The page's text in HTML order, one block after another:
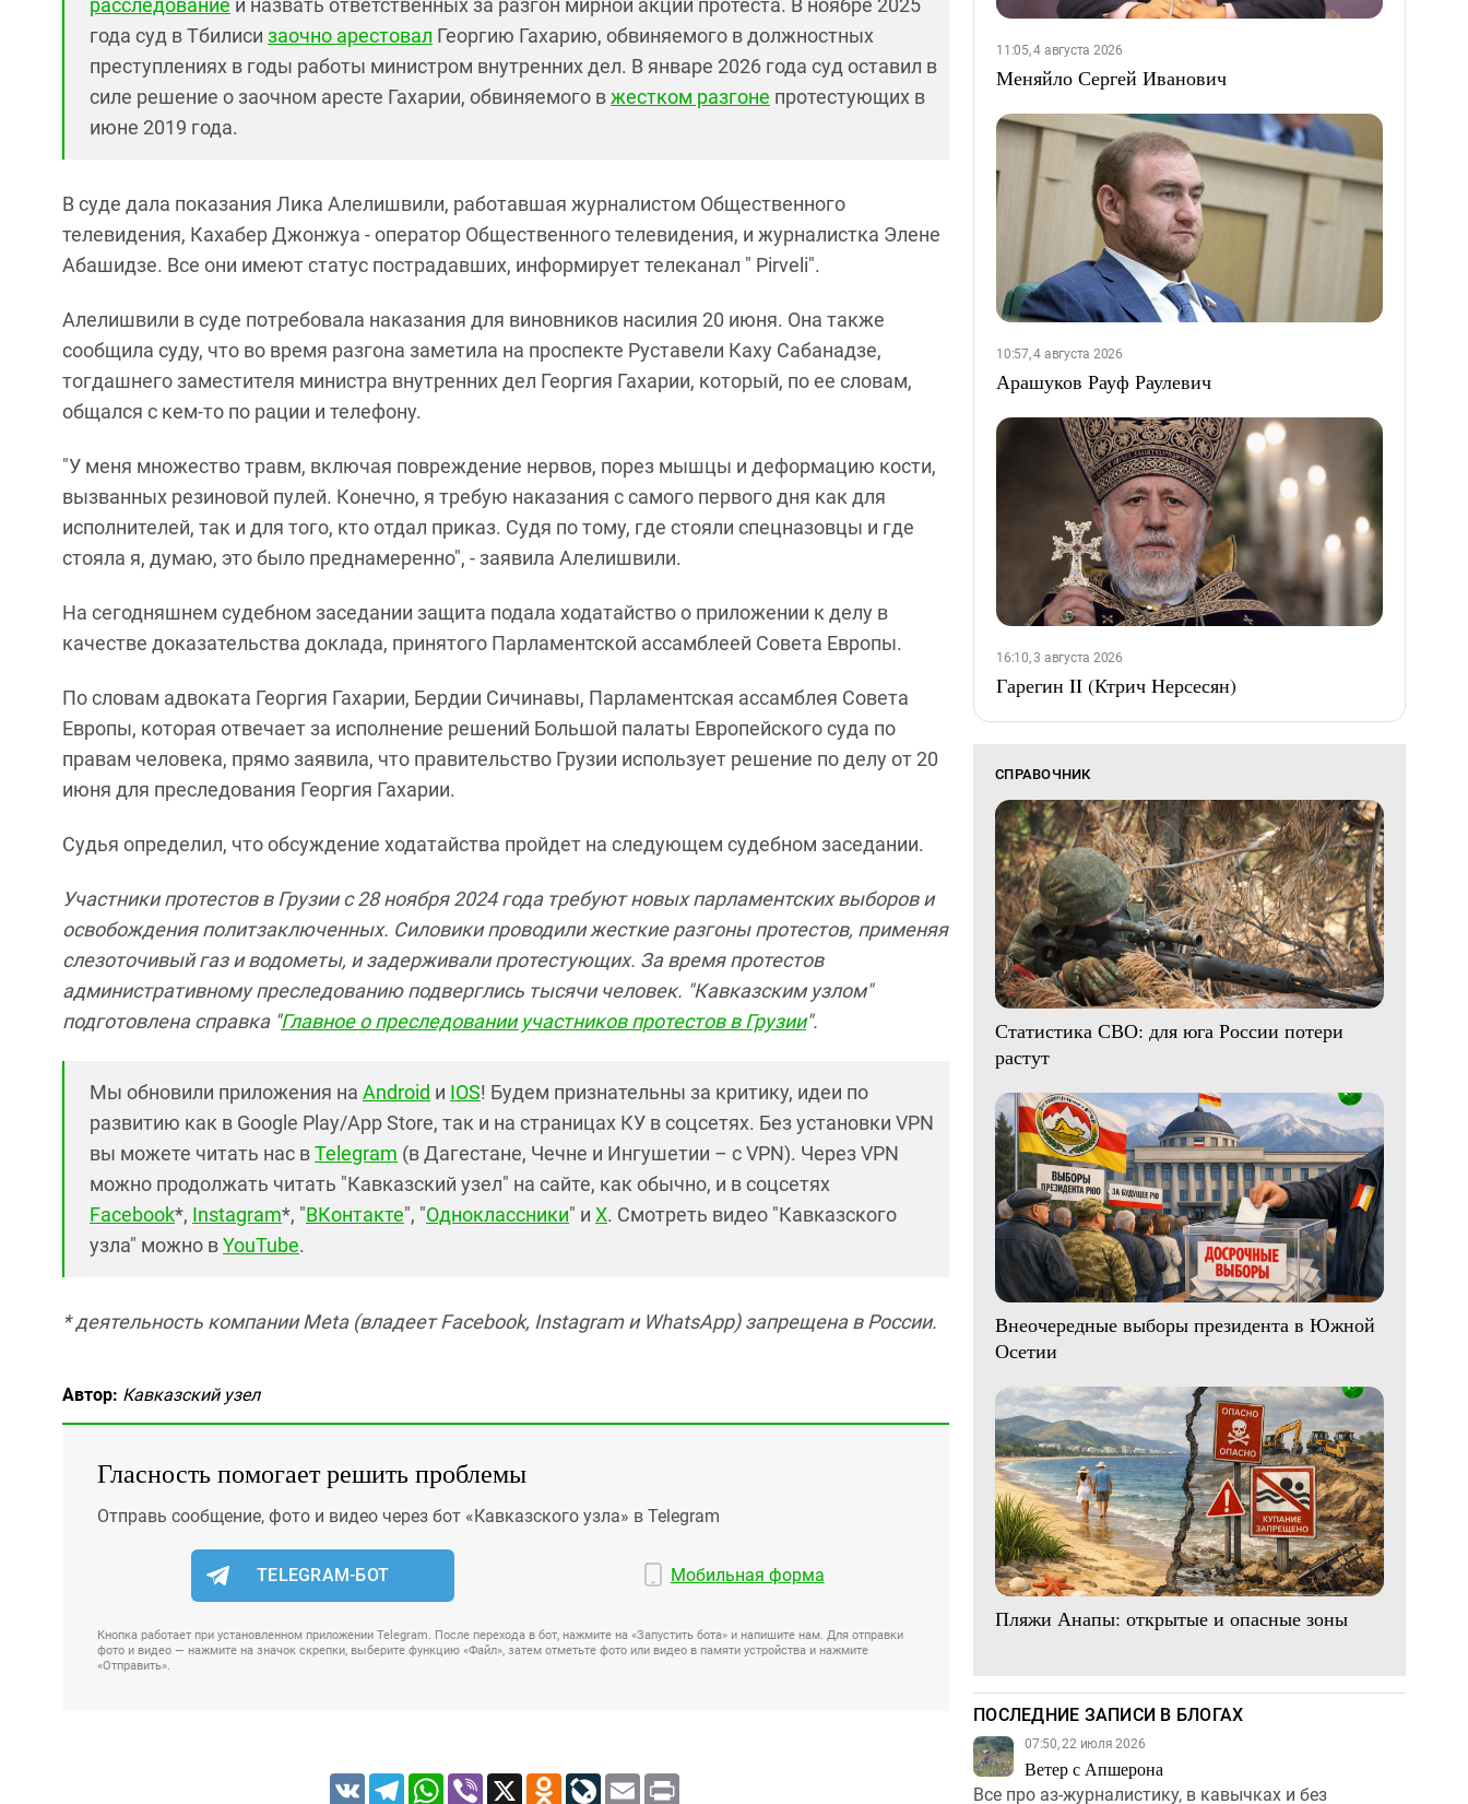
расследование и назвать ответственных за разгон мирной акции протеста. В ноябре 2025
года суд в Тбилиси заочно арестовал Георгию Гахарию, обвиняемого в должностных
преступлениях в годы работы министром внутренних дел. В январе 2026 года суд оставил в
силе решение о заочном аресте Гахарии, обвиняемого вжестком разгоне протестующих в
июне 2019 года.
В суде дала показания Лика Алелишвили, работавшая журналистом Общественного
телевидения, Кахабер Джонжуа - оператор Общественного телевидения, и журналистка Элене
Абашидзе. Все они имеют статус пострадавших, информирует телеканал " Pirveli".
Алелишвили в суде потребовала наказания для виновников насилия 20 июня. Она также
сообщила суду, что во время разгона заметила на проспекте Руставели Каху Сабанадзе,
тогдашнего заместителя министра внутренних дел Георгия Гахарии, который, по ее словам,
общался с кем-то по рации и телефону.
"У меня множество травм, включая повреждение нервов, порез мышцы и деформацию кости,
вызванных резиновой пулей. Конечно, я требую наказания с самого первого дня как для
исполнителей, так и для того, кто отдал приказ. Судя по тому, где стояли спецназовцы и где
стояла я, думаю, это было преднамеренно", - заявила Алелишвили.
На сегодняшнем судебном заседании защита подала ходатайство о приложении к делу в
качестве доказательства доклада, принятого Парламентской ассамблеей Совета Европы.
По словам адвоката Георгия Гахарии, Бердии Сичинавы, Парламентская ассамблея Совета
Европы, которая отвечает за исполнение решений Большой палаты Европейского суда по
правам человека, прямо заявила, что правительство Грузии использует решение по делу от 20
июня для преследования Георгия Гахарии.
Судья определил, что обсуждение ходатайства пройдет на следующем судебном заседании.
Участники протестов в Грузии с 28 ноября 2024 года требуют новых парламентских выборов и
освобождения политзаключенных. Силовики проводили жесткие разгоны протестов, применяя
слезоточивый газ и водометы, и задерживали протестующих. За время протестов
административному преследованию подверглись тысячи человек. "Кавказским узлом"
подготовлена справка "Главное о преследовании участников протестов в Грузии".
Мы обновили приложения на Android и IOS! Будем признательны за критику, идеи по
развитию как в Google Play/App Store, так и на страницах КУ в соцсетях. Без установки VPN
вы можете читать нас вTelegram (в Дагестане, Чечне и Ингушетии – с VPN). Через VPN
можно продолжать читать "Кавказский узел" на сайте, как обычно, и в соцсетях
Facebook*, Instagram*, "ВКонтакте", "Одноклассники" и X. Смотреть видео "Кавказского
узла" можно вYouTube.
* деятельность компании Meta (владеет Facebook, Instagram и WhatsApp) запрещена в России.
Автор: Кавказский узел
Гласность помогает решить проблемы
Отправь сообщение, фото и видео через бот «Кавказского узла» в Telegram
TELEGRAM-БОТ Мобильная форма
Кнопка работает при установленном приложении Telegram. После перехода в бот, нажмите на «Запустить бота» и напишите нам. Для отправки
фото и видео — нажмите на значок скрепки, выберите функцию «Файл», затем отметьте фото или видео в памяти устройства и нажмите
«Отправить».
VK TelegramWhatsApp
Viber X Odnoklassniki
LiveJournal
Email
11:05, 4 августа 2026
Меняйло Сергей Иванович
10:57, 4 августа 2026
Арашуков Рауф Раулевич
16:10, 3 августа 2026
Гарегин II (Ктрич Нерсесян)
СПРАВОЧНИК
Статистика СВО: для юга России потери
растут
Внеочередные выборы президента в Южной
Осетии
Пляжи Анапы: открытые и опасные зоны
ПОСЛЕДНИЕ ЗАПИСИ В БЛОГАХ
07:50, 22 июля 2026
Ветер с Апшерона
Все про аз-журналистику, в кавычках и без